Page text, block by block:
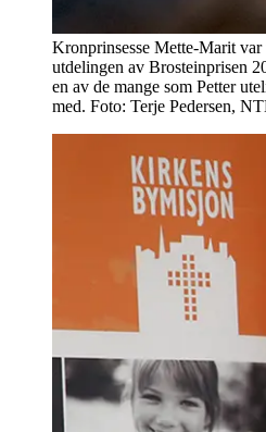
Kronprinsesse Mette-Marit var
utdelingen av Brosteinprisen
en av de mange som Petter
med. Foto: Terje Pedersen,